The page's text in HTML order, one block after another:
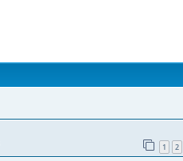
1 2